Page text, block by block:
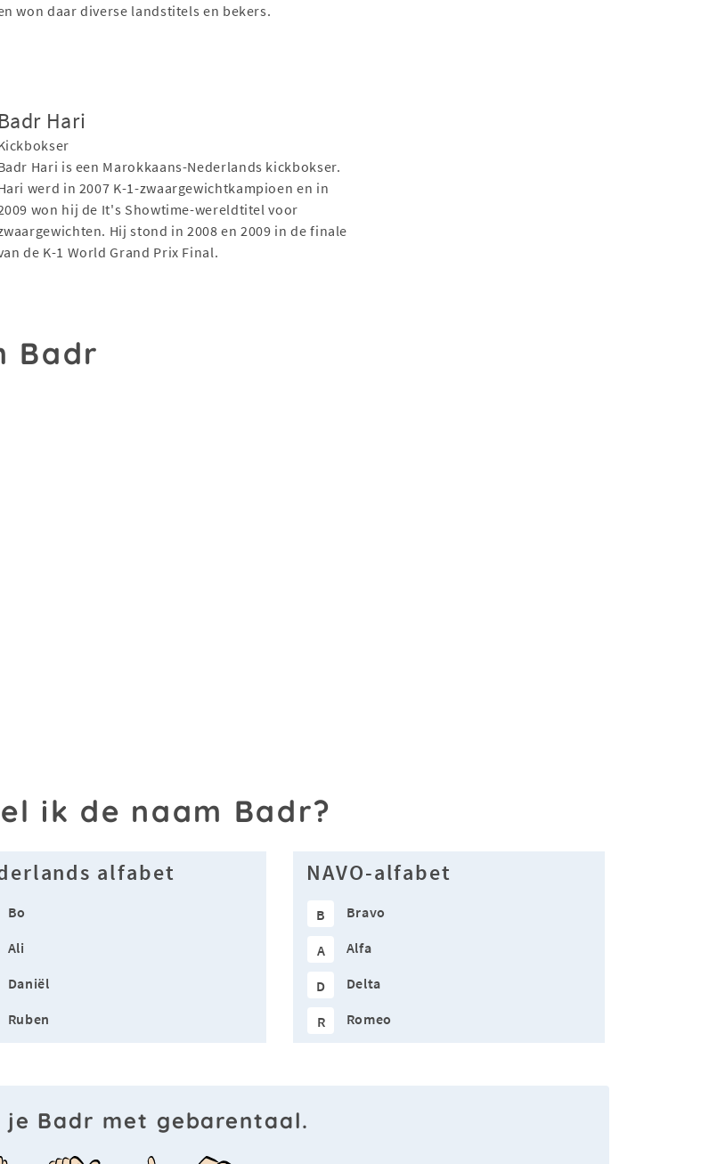
won daar diverse landstitels en bekers.
Badr Hari
Hari is een Marokkaans-Nederlands kickbokser.
werd in 2007 K-1-zwaargewichtkampioen en in
won hij de It's Showtime-wereldtitel voor
Hij stond in 2008 en 2009 in de finale
de K-1 World Grand Prix Final.
Badr
ik de naam Badr?
alfabet
Bo
Ali
Daniël
Ruben
NAVO-alfabet
B Bravo
A Alfa
D Delta
R Romeo
je Badr met gebarentaal.